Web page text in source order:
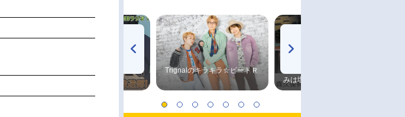
Trignalのキラキラ☆ビートＲ
みは塩だけ